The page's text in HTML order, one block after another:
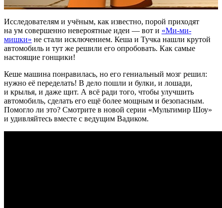
Исследователям и учёным, как известно, порой приходят
на ум совершенно невероятные идеи — вот и «Ми-ми-
мишки» не стали исключением. Кеша и Тучка нашли крутой
автомобиль и тут же решили его опробовать. Как самые
настоящие гонщики!
Кеше машина понравилась, но его гениальный мозг решил:
нужно её переделать! В дело пошли и булки, и лошади,
и крылья, и даже щит. А всё ради того, чтобы улучшить
автомобиль, сделать его ещё более мощным и безопасным.
Помогло ли это? Смотрите в новой серии «Мультимир Шоу»
и удивляйтесь вместе с ведущим Вадиком.